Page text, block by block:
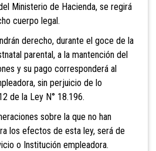
Ministerio de Hacienda, se regirá
cuerpo legal.
derecho, durante el goce de la
parental, a la mantención del
y su pago corresponderá al
sin perjuicio de lo
de la Ley N° 18.196.
sobre la que no han
los efectos de esta ley, será de
o Institución empleadora.